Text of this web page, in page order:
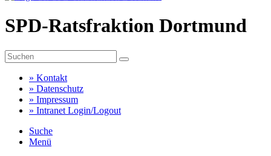
SPD-Ratsfraktion Dortmund
» Kontakt
» Datenschutz
» Impressum
» Intranet Login/Logout
Suche
Menü